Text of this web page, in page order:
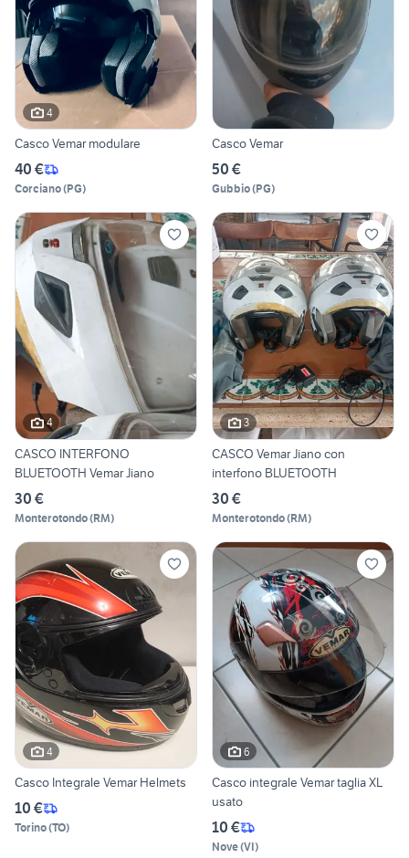
4
Casco Vemar modulare
40 €
Corciano(PG)
Casco Vemar
50 €
Gubbio(PG)
4
CASCO INTERFONO
BLUETOOTH Vemar Jiano
30 €
Monterotondo(RM)
3
CASCO Vemar Jiano con
interfono BLUETOOTH
30 €
Monterotondo(RM)
4
Casco Integrale Vemar Helmets
10 €
Torino(TO)
6
Casco integrale Vemar taglia XL
usato
10 €
Nove(VI)